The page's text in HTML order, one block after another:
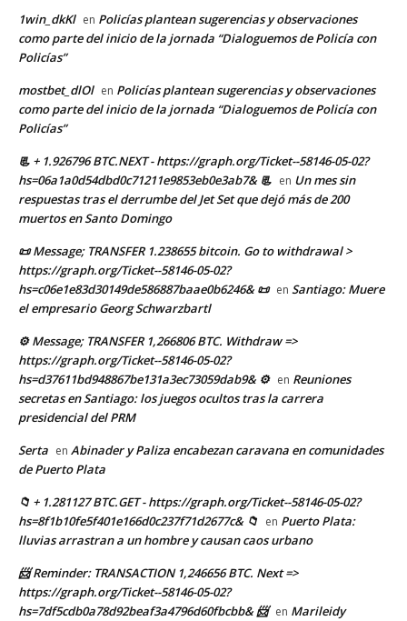
1win_dkKl en Policías plantean sugerencias y observaciones
como parte del inicio de la jornada “Dialoguemos de Policía con
Policías”
mostbet_dlOl en Policías plantean sugerencias y observaciones
como parte del inicio de la jornada “Dialoguemos de Policía con
Policías”
📃 + 1.926796 BTC.NEXT - https://graph.org/Ticket--58146-05-02?
hs=06a1a0d54dbd0c71211e9853eb0e3ab7& 📃 en Un mes sin
respuestas tras el derrumbe del Jet Set que dejó más de 200
muertos en Santo Domingo
📜 Message; TRANSFER 1.238655 bitcoin. Go to withdrawal >
https://graph.org/Ticket--58146-05-02?
hs=c06e1e83d30149de586887baae0b6246& 📜 en Santiago: Muere
el empresario Georg Schwarzbartl
⚙ Message; TRANSFER 1,266806 BTC. Withdraw =>
https://graph.org/Ticket--58146-05-02?
hs=d37611bd948867be131a3ec73059dab9& ⚙ en Reuniones
secretas en Santiago: los juegos ocultos tras la carrera
presidencial del PRM
Serta en Abinader y Paliza encabezan caravana en comunidades
de Puerto Plata
📁 + 1.281127 BTC.GET - https://graph.org/Ticket--58146-05-02?
hs=8f1b10fe5f401e166d0c237f71d2677c& 📁 en Puerto Plata:
lluvias arrastran a un hombre y causan caos urbano
📨 Reminder: TRANSACTION 1,246656 BTC. Next =>
https://graph.org/Ticket--58146-05-02?
hs=7df5cdb0a78d92beaf3a4796d60fbcbb& 📨 en Marileidy